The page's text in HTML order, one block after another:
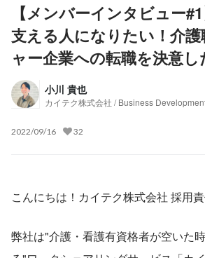
【メンバーインタビュー
支える人になりたい！介
ャー企業への転職を決意し
小川 貴也
カイテク株式会社 / Business
2022/09/16 32
こんにちは！カイテク株式会社 採用
弊社は"介護・看護有資格者が空いた